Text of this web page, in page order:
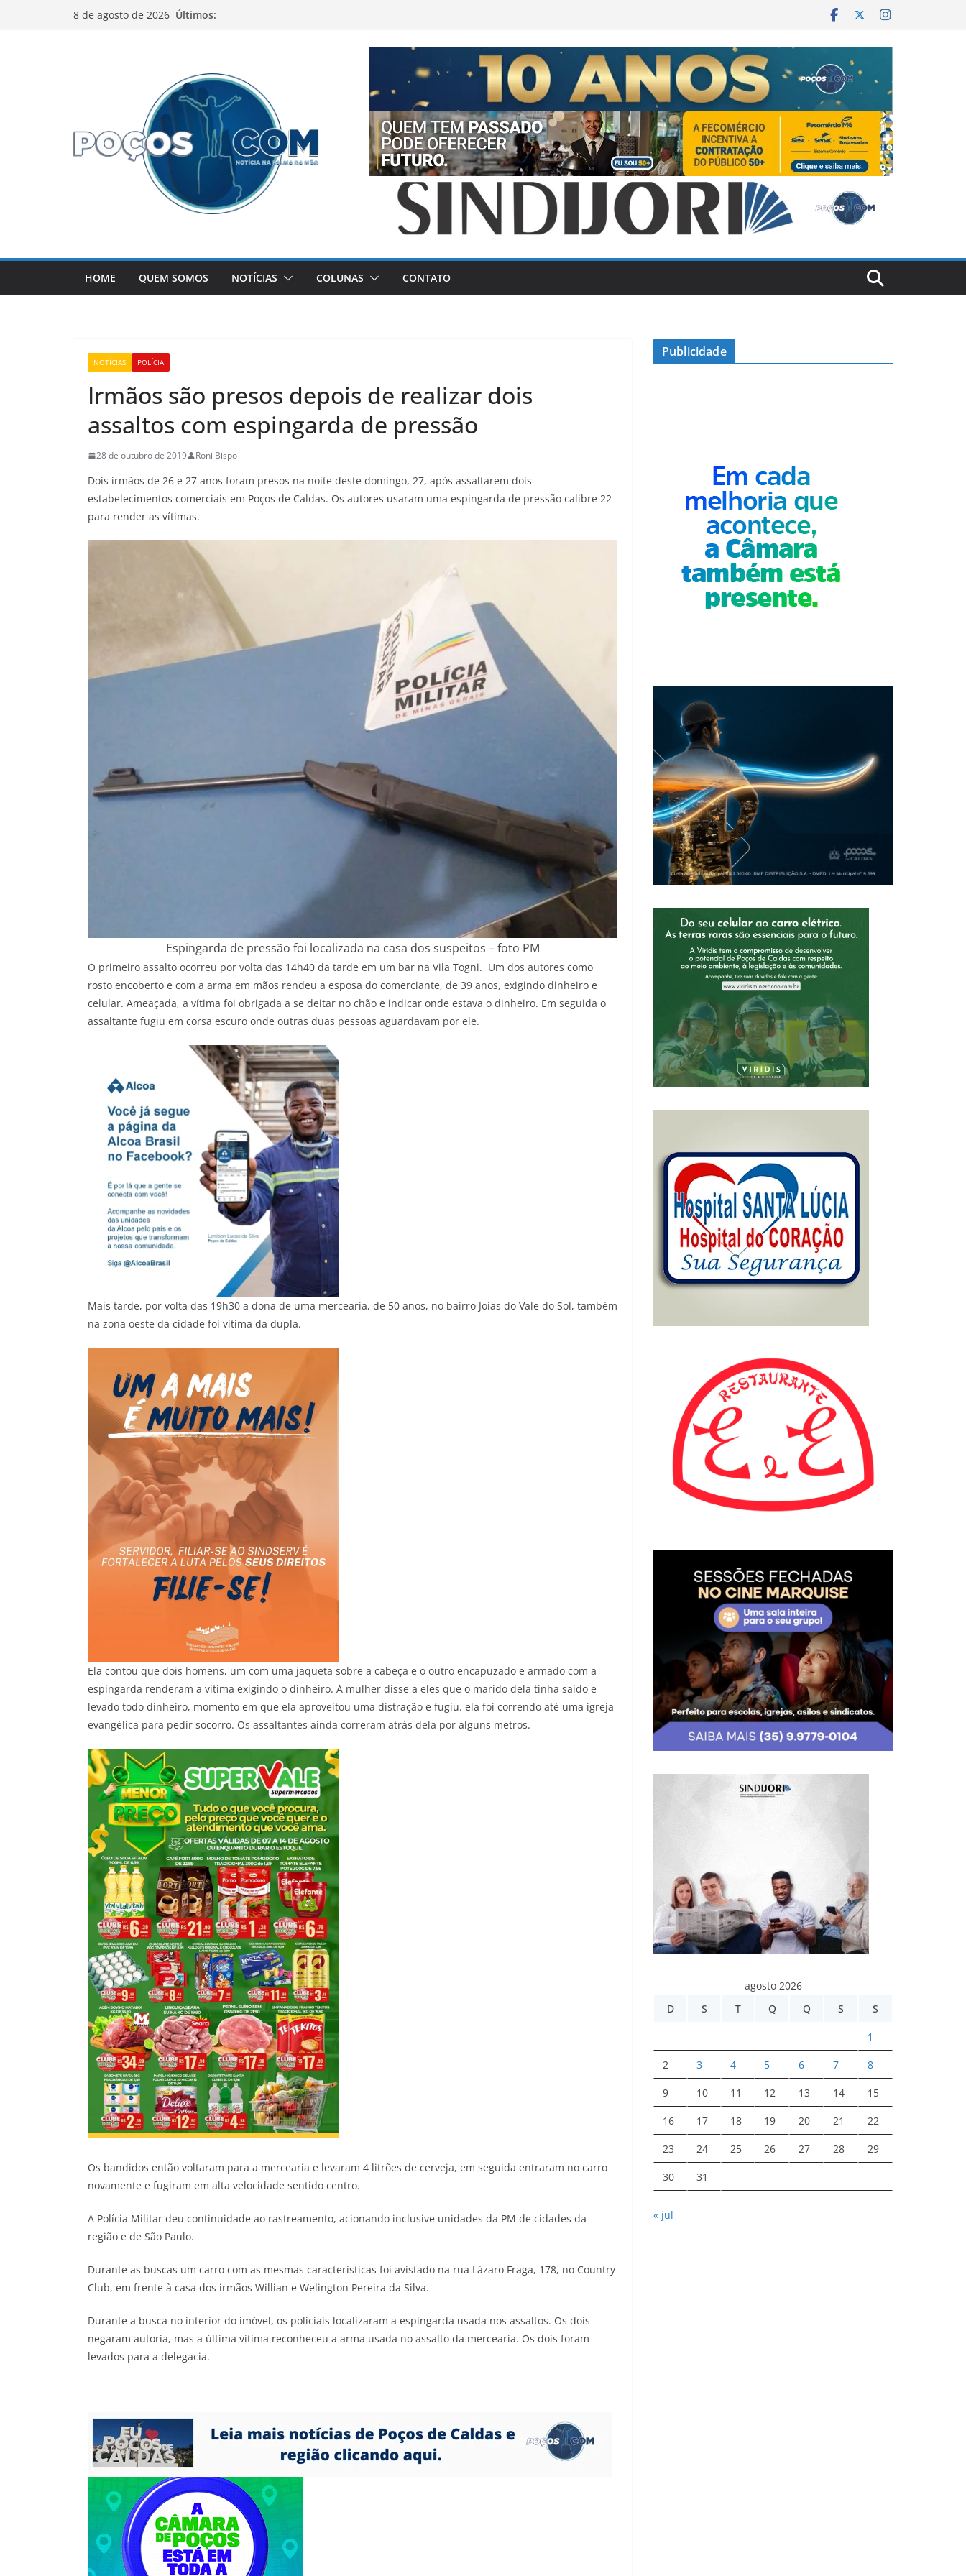
8 de agosto de 2026 Últimos:
HOME QUEM SOMOS NOTÍCIAS COLUNAS CONTATO
NOTÍCIAS POLÍCIA
Irmãos são presos depois de realizar dois
assaltos com espingarda de pressão
28 de outubro de 2019 Roni Bispo
Dois irmãos de 26 e 27 anos foram presos na noite deste domingo, 27, após assaltarem dois
estabelecimentos comerciais em Poços de Caldas. Os autores usaram uma espingarda de pressão calibre 22
para render as vítimas.
Espingarda de pressão foi localizada na casa dos suspeitos – foto PM
O primeiro assalto ocorreu por volta das 14h40 da tarde em um bar na Vila Togni. Um dos autores como
rosto encoberto e com a arma em mãos rendeu a esposa do comerciante, de 39 anos, exigindo dinheiro e
celular. Ameaçada, a vítima foi obrigada a se deitar no chão e indicar onde estava o dinheiro. Em seguida o
assaltante fugiu em corsa escuro onde outras duas pessoas aguardavam por ele.
Mais tarde, por volta das 19h30 a dona de uma mercearia, de 50 anos, no bairro Joias do Vale do Sol, também
na zona oeste da cidade foi vítima da dupla.
Ela contou que dois homens, um com uma jaqueta sobre a cabeça e o outro encapuzado e armado com a
espingarda renderam a vítima exigindo o dinheiro. A mulher disse a eles que o marido dela tinha saído e
levado todo dinheiro, momento em que ela aproveitou uma distração e fugiu. ela foi correndo até uma igreja
evangélica para pedir socorro. Os assaltantes ainda correram atrás dela por alguns metros.
Os bandidos então voltaram para a mercearia e levaram 4 litrões de cerveja, em seguida entraram no carro
novamente e fugiram em alta velocidade sentido centro.
A Polícia Militar deu continuidade ao rastreamento, acionando inclusive unidades da PM de cidades da
região e de São Paulo.
Durante as buscas um carro com as mesmas características foi avistado na rua Lázaro Fraga, 178, no Country
Club, em frente à casa dos irmãos Willian e Welington Pereira da Silva.
Durante a busca no interior do imóvel, os policiais localizaram a espingarda usada nos assaltos. Os dois
negaram autoria, mas a última vítima reconheceu a arma usada no assalto da mercearia. Os dois foram
levados para a delegacia.
Publicidade
agosto 2026
D
S T Q Q S S
1
2 3 4 5 6 7 8
9 10 11 12 13 14 15
16 17 18 19 20 21 22
23 24 25 26 27 28 29
30 31
« jul